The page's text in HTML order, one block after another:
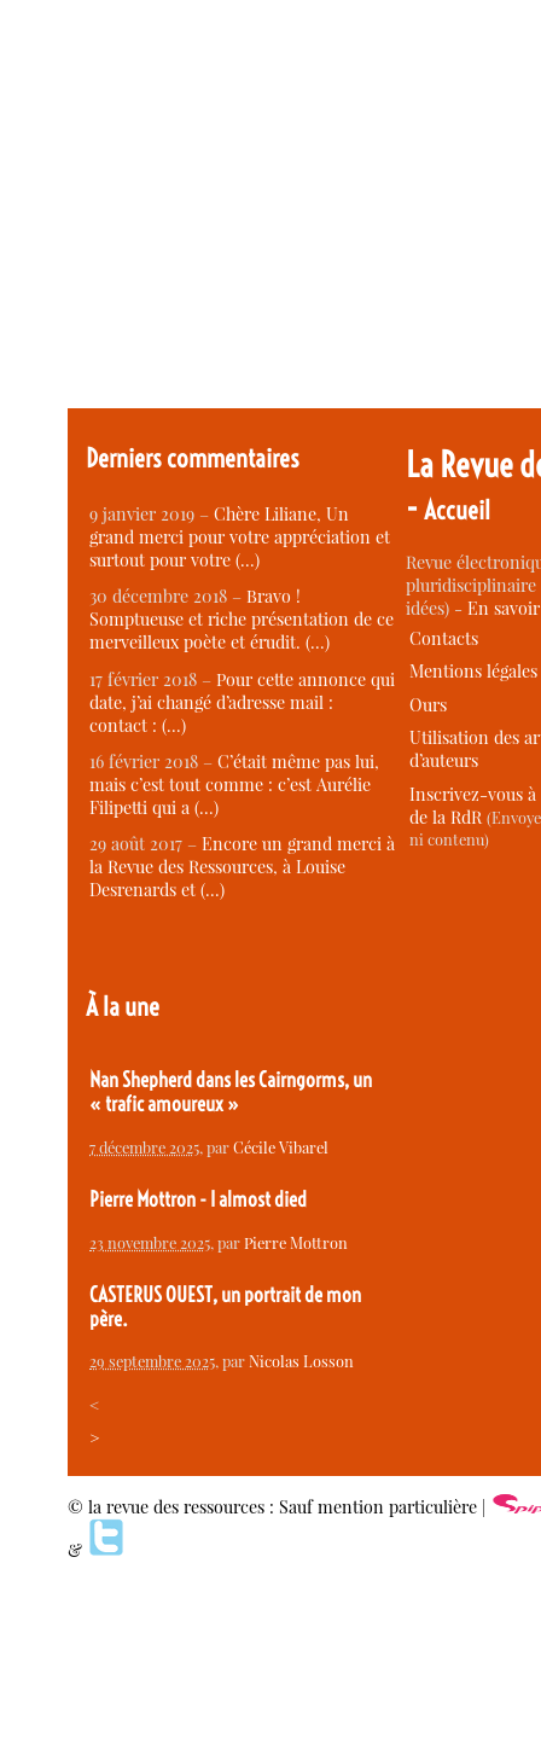
Derniers commentaires
9 janvier 2019 –Chère Liliane, Un
grand merci pour votre appréciation et
surtout pour votre (…)
30 décembre 2018 –Bravo !
Somptueuse et riche présentation de ce
merveilleux poète et érudit. (…)
17 février 2018 –Pour cette annonce qui
date, j’ai changé d’adresse mail :
contact : (…)
16 février 2018 –C’était même pas lui,
mais c’est tout comme : c’est Aurélie
Filipetti qui a (…)
29 août 2017 –Encore un grand merci à
la Revue des Ressources, à Louise
Desrenards et (…)
À la une
Nan Shepherd dans les Cairngorms, un
« trafic amoureux »
7 décembre 2025, parCécile Vibarel
Pierre Mottron - I almost died
23 novembre 2025, parPierre Mottron
CASTERUS OUEST, un portrait de mon
père.
29 septembre 2025, parNicolas Losson
<
>
La Revue
-Accueil
Revue
idées) -En
Contacts
Mentions légales
Ours
Utilisation des
d’auteurs
Inscrivez-vous
de la RdR
ni contenu)
© la revue des ressources : Sauf mention particulière |
&